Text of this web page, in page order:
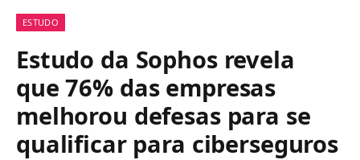
ESTUDO
Estudo da Sophos revela
que 76% das empresas
melhorou defesas para se
qualificar para ciberseguros